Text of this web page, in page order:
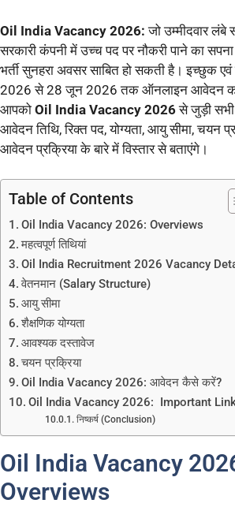
Oil India Vacancy 2026:जो उम्मीदवार लंबे
सरकारी कंपनी में उच्च पद पर नौकरी पाने का
भर्ती सुनहरा अवसर साबित हो सकती है। इच्छुक एवं
2026 से 28 जून 2026 तक ऑनलाइन आवेदन
आपको Oil India Vacancy 2026से जुड़ी सभी
आवेदन तिथि, रिक्त पद, योग्यता, आयु सीमा, चयन
आवेदन प्रक्रिया के बारे में विस्तार से बताएंगे।
Table of Contents
Oil India Vacancy 2026: Overviews
महत्वपूर्ण तिथियां
Oil India Recruitment 2026 Vacancy
वेतनमान (Salary Structure)
आयु सीमा
शैक्षणिक योग्यता
आवश्यक दस्तावेज
चयन प्रक्रिया
Oil India Vacancy 2026: आवेदन कैसे करें?
Oil India Vacancy 2026: Important
निष्कर्ष (Conclusion)
Oil India Vacancy
Overviews